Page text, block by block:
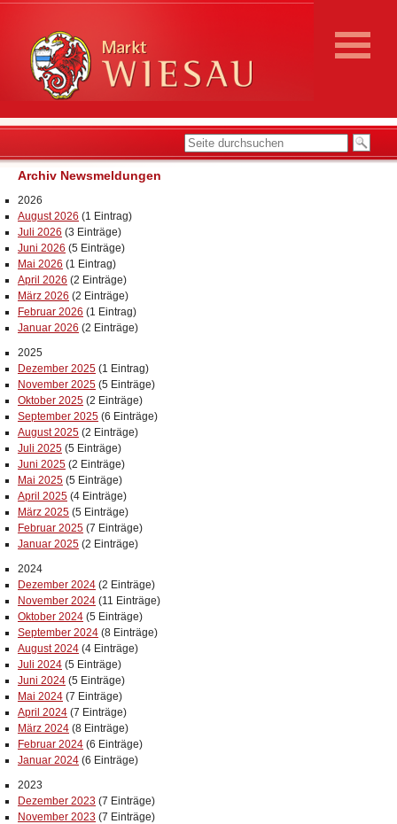
Archiv Newsmeldungen
2026
August 2026 (1 Eintrag)
Juli 2026 (3 Einträge)
Juni 2026 (5 Einträge)
Mai 2026 (1 Eintrag)
April 2026 (2 Einträge)
März 2026 (2 Einträge)
Februar 2026 (1 Eintrag)
Januar 2026 (2 Einträge)
2025
Dezember 2025 (1 Eintrag)
November 2025 (5 Einträge)
Oktober 2025 (2 Einträge)
September 2025 (6 Einträge)
August 2025 (2 Einträge)
Juli 2025 (5 Einträge)
Juni 2025 (2 Einträge)
Mai 2025 (5 Einträge)
April 2025 (4 Einträge)
März 2025 (5 Einträge)
Februar 2025 (7 Einträge)
Januar 2025 (2 Einträge)
2024
Dezember 2024 (2 Einträge)
November 2024 (11 Einträge)
Oktober 2024 (5 Einträge)
September 2024 (8 Einträge)
August 2024 (4 Einträge)
Juli 2024 (5 Einträge)
Juni 2024 (5 Einträge)
Mai 2024 (7 Einträge)
April 2024 (7 Einträge)
März 2024 (8 Einträge)
Februar 2024 (6 Einträge)
Januar 2024 (6 Einträge)
2023
Dezember 2023 (7 Einträge)
November 2023 (7 Einträge)